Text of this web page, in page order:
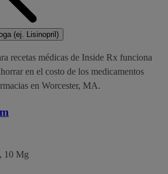
(ej. Lisinopril)
recetas médicas de Inside Rx funciona
en el costo de los medicamentos
en Worcester, MA.
10 Mg